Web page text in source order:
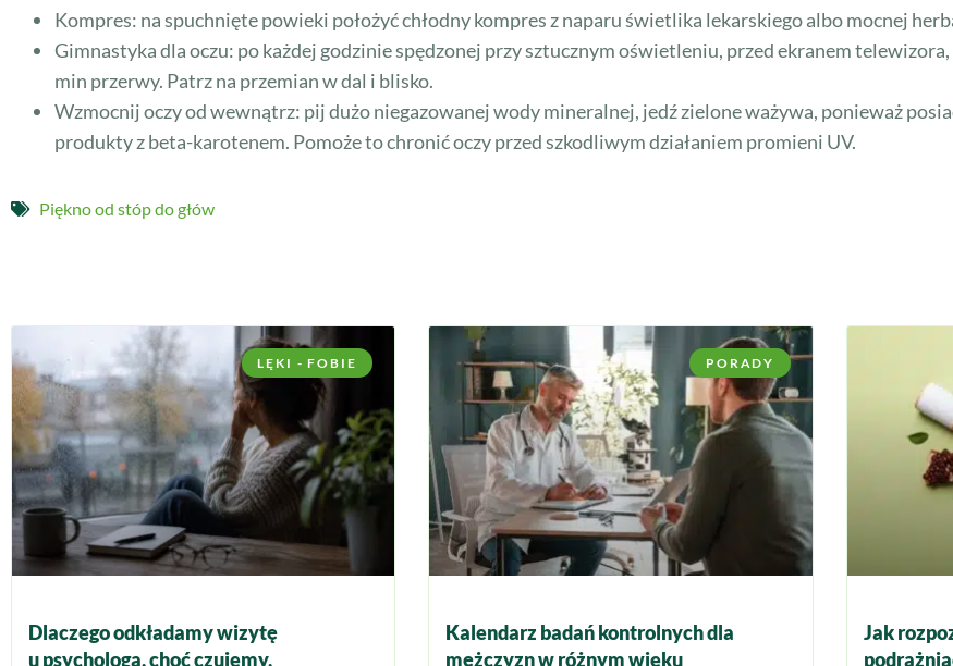
Kompres: na spuchnięte powieki położyć chłodny kompres z naparu świetlika lekarskiego albo mocnej
Gimnastyka dla oczu: po każdej godzinie spędzonej przy sztucznym oświetleniu, przed ekranem
min przerwy. Patrz na przemian w dal i blisko.
Wzmocnij oczy od wewnątrz: pij dużo niegazowanej wody mineralnej, jedź zielone ważywa, ponieważ
produkty z beta-karotenem. Pomoże to chronić oczy przed szkodliwym działaniem promieni UV.
Piękno od stóp do głów
LĘKI - FOBIE
Dlaczego odkładamy wizytę
u psychologa, choć czujemy,
PORADY
Kalendarz badań kontrolnych dla
mężczyzn w różnym wieku
Jak